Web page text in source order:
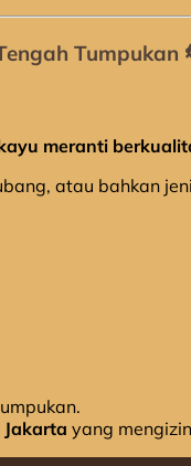
Tumpukan
meranti
atau bahkan
Jakarta yang